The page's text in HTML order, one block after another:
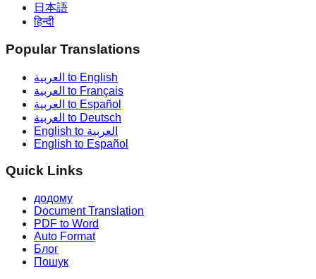
日本語
हिन्दी
Popular Translations
العربية to English
العربية to Français
العربية to Español
العربية to Deutsch
English to العربية
English to Español
Quick Links
додому
Document Translation
PDF to Word
Auto Format
Блог
Пошук